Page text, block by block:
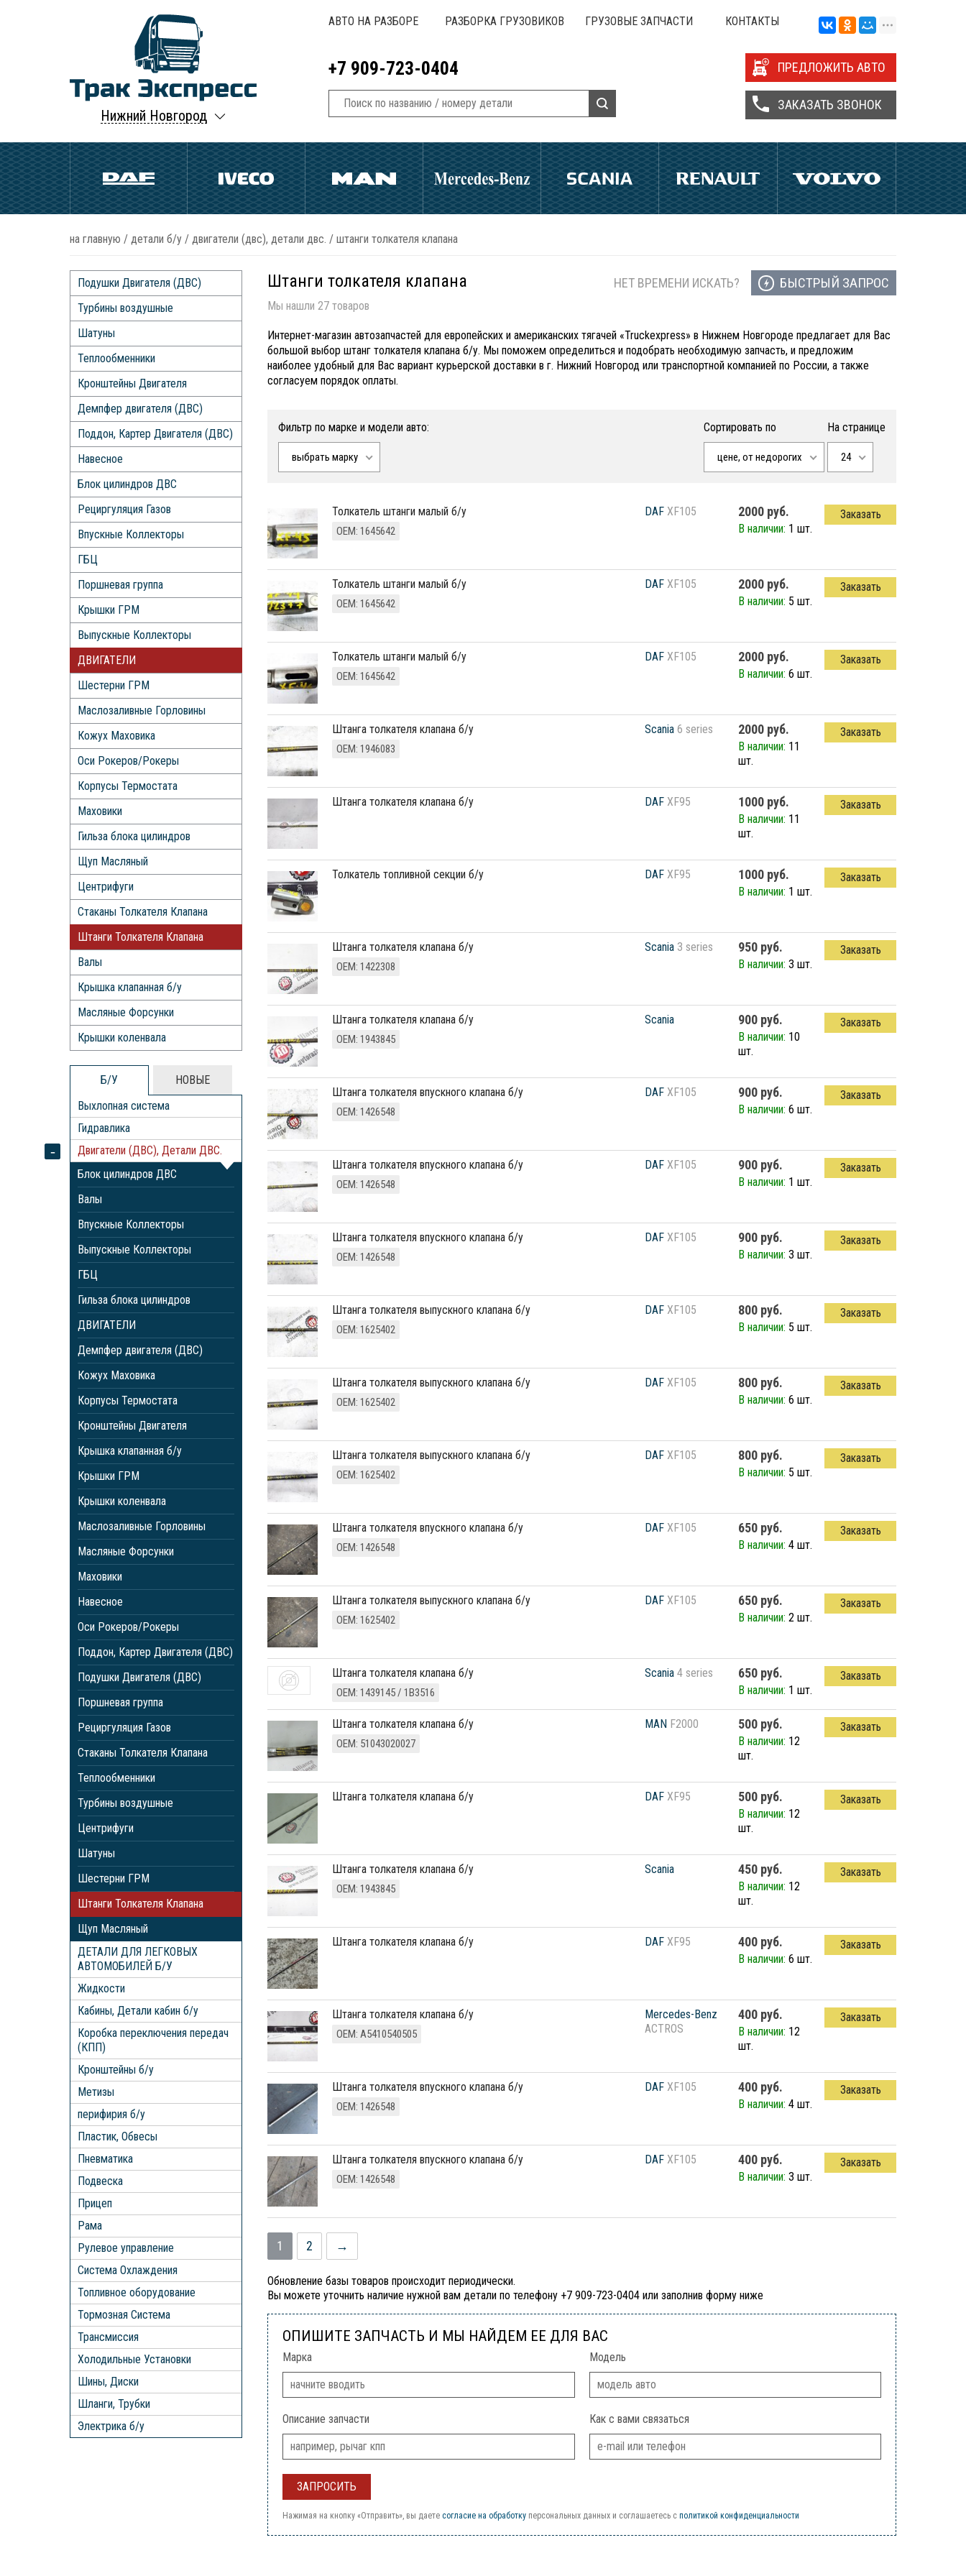
Нижний Новгород
АВТО НА РАЗБОРЕ РАЗБОРКА ГРУЗОВИКОВ ГРУЗОВЫЕ ЗАПЧАСТИ КОНТАКТЫ
+7 909-723-0404 ПРЕДЛОЖИТЬ АВТО
ЗАКАЗАТЬ ЗВОНОК
на главную / детали б/у / двигатели (двс), детали двс. / штанги толкателя клапана
Подушки Двигателя (ДВС)
Турбины воздушные
Шатуны
Теплообменники
Кронштейны Двигателя
Демпфер двигателя (ДВС)
Поддон, Картер Двигателя (ДВС)
Навесное
Блок цилиндров ДВС
Рециргуляция Газов
Впускные Коллекторы
ГБЦ
Поршневая группа
Крышки ГРМ
Выпускные Коллекторы
ДВИГАТЕЛИ
Шестерни ГРМ
Маслозаливные Горловины
Кожух Маховика
Оси Рокеров/Рокеры
Корпусы Термостата
Маховики
Гильза блока цилиндров
Щуп Масляный
Центрифуги
Стаканы Толкателя Клапана
Штанги Толкателя Клапана
Валы
Крышка клапанная б/у
Масляные Форсунки
Крышки коленвала
Б/У
НОВЫЕ
Выхлопная система
Гидравлика
Двигатели (ДВС), Детали ДВС.
Блок цилиндров ДВС
Валы
Впускные Коллекторы
Выпускные Коллекторы
ГБЦ
Гильза блока цилиндров
ДВИГАТЕЛИ
Демпфер двигателя (ДВС)
Кожух Маховика
Корпусы Термостата
Кронштейны Двигателя
Крышка клапанная б/у
Крышки ГРМ
Крышки коленвала
Маслозаливные Горловины
Масляные Форсунки
Маховики
Навесное
Оси Рокеров/Рокеры
Поддон, Картер Двигателя (ДВС)
Подушки Двигателя (ДВС)
Поршневая группа
Рециргуляция Газов
Стаканы Толкателя Клапана
Теплообменники
Турбины воздушные
Центрифуги
Шатуны
Шестерни ГРМ
Штанги Толкателя Клапана
Щуп Масляный
ДЕТАЛИ ДЛЯ ЛЕГКОВЫХ
АВТОМОБИЛЕЙ Б/У
Жидкости
Кабины, Детали кабин б/у
Коробка переключения передач
(КПП)
Кронштейны б/у
Метизы
перифирия б/у
Пластик, Обвесы
Пневматика
Подвеска
Прицеп
Рама
Рулевое управление
Система Охлаждения
Топливное оборудование
Тормозная Система
Трансмиссия
Холодильные Установки
Шины, Диски
Шланги, Трубки
Электрика б/у
Штанги толкателя клапана
Мы нашли 27 товаров
НЕТ ВРЕМЕНИ ИСКАТЬ? БЫСТРЫЙ ЗАПРОС
Интернет-магазин автозапчастей для европейских и американских тягачей «Truckexpress» в Нижнем Новгороде предлагает для Вас
большой выбор штанг толкателя клапана б/у. Мы поможем определиться и подобрать необходимую запчасть, и предложим
наиболее удобный для Вас вариант курьерской доставки в г. Нижний Новгород или транспортной компанией по России, а также
согласуем порядок оплаты.
Фильтр по марке и модели авто:
выбрать марку
Сортировать по
цене, от недорогих
На странице
24
толкатель штанги малый б/у
ОЕМ: 1645642
DAF XF105 2000 руб.
В наличии: 1 шт.
Заказать
толкатель штанги малый б/у
ОЕМ: 1645642
DAF XF105 2000 руб.
В наличии: 5 шт.
Заказать
толкатель штанги малый б/у
ОЕМ: 1645642
DAF XF105 2000 руб.
В наличии: 6 шт.
Заказать
Штанга толкателя клапана б/у
ОЕМ: 1946083
Scania 6 series 2000 руб.
В наличии: 11
шт.
Заказать
штанга толкателя клапана б/у DAF XF95 1000 руб.
В наличии: 11
шт.
Заказать
толкатель топливной секции б/у DAF XF95 1000 руб.
В наличии: 1 шт.
Заказать
Штанга толкателя клапана б/у
ОЕМ: 1422308
Scania 3 series 950 руб.
В наличии: 3 шт.
Заказать
штанга толкателя клапана б/у
ОЕМ: 1943845
Scania 900 руб.
В наличии: 10
шт.
Заказать
штанга толкателя впускного клапана б/у
ОЕМ: 1426548
DAF XF105 900 руб.
В наличии: 6 шт.
Заказать
штанга толкателя впускного клапана б/у
ОЕМ: 1426548
DAF XF105 900 руб.
В наличии: 1 шт.
Заказать
штанга толкателя впускного клапана б/у
ОЕМ: 1426548
DAF XF105 900 руб.
В наличии: 3 шт.
Заказать
штанга толкателя выпускного клапана б/у
ОЕМ: 1625402
DAF XF105 800 руб.
В наличии: 5 шт.
Заказать
штанга толкателя выпускного клапана б/у
ОЕМ: 1625402
DAF XF105 800 руб.
В наличии: 6 шт.
Заказать
штанга толкателя выпускного клапана б/у
ОЕМ: 1625402
DAF XF105 800 руб.
В наличии: 5 шт.
Заказать
штанга толкателя впускного клапана б/у
ОЕМ: 1426548
DAF XF105 650 руб.
В наличии: 4 шт.
Заказать
штанга толкателя выпускного клапана б/у
ОЕМ: 1625402
DAF XF105 650 руб.
В наличии: 2 шт.
Заказать
штанга толкателя клапана б/у
ОЕМ: 1439145 / 1B3516
Scania 4 series 650 руб.
В наличии: 1 шт.
Заказать
штанга толкателя клапана б/у
ОЕМ: 51043020027
MAN F2000 500 руб.
В наличии: 12
шт.
Заказать
штанга толкателя клапана б/у DAF XF95 500 руб.
В наличии: 12
шт.
Заказать
штанга толкателя клапана б/у
ОЕМ: 1943845
Scania 450 руб.
В наличии: 12
шт.
Заказать
штанга толкателя клапана б/у DAF XF95 400 руб.
В наличии: 6 шт.
Заказать
штанга толкателя клапана б/у
ОЕМ: A5410540505
Mercedes-Benz
ACTROS
400 руб.
В наличии: 12
шт.
Заказать
штанга толкателя впускного клапана б/у
ОЕМ: 1426548
DAF XF105 400 руб.
В наличии: 4 шт.
Заказать
штанга толкателя впускного клапана б/у
ОЕМ: 1426548
DAF XF105 400 руб.
В наличии: 3 шт.
Заказать
1 2 →
Обновление базы товаров происходит периодически.
Вы можете уточнить наличие нужной вам детали по телефону +7 909-723-0404 или заполнив форму ниже
ОПИШИТЕ ЗАПЧАСТЬ И МЫ НАЙДЕМ ЕЕ ДЛЯ ВАС
Марка Модель
Описание запчасти Как с вами связаться
Нажимая на кнопку «Отправить», вы даете согласие на обработку персональных данных и соглашаетесь c политикой конфиденциальности